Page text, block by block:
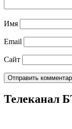
Имя
Email
Сайт
Телеканал